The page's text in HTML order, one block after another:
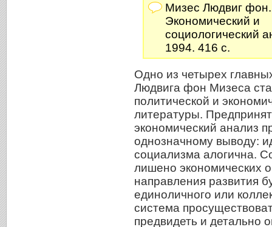
Мизес Людвиг
Экономический и
социологический
1994. 416 с.
Одно из четырех
Людвига фон Мизеса
политической и
литературы.
экономический анализ
однозначному выводу:
социализма алогична.
лишено экономических
направления развития
единоличного или
система
предвидеть и детально